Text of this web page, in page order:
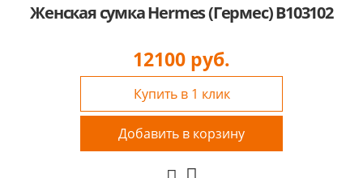
Женская сумка Hermes (Гермес) B103102
12100 руб.
Купить в 1 клик
Добавить в корзину